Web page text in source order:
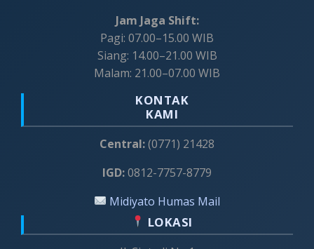
Jam Jaga Shift:
Pagi: 07.00–15.00 WIB
Siang: 14.00–21.00 WIB
Malam: 21.00–07.00 WIB
KONTAK
KAMI
Central:(0771) 21428
IGD:0812-7757-8779
Midiyato Humas Mail
LOKASI